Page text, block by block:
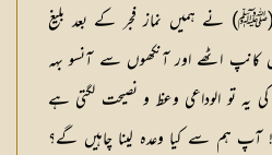
نے ہمیں نماز فجر کے بعد بلیغ
اٹھے اور آنکھوں سے آنسو بہہ
تو الوداعی وعظ و نصیحت لگتی ہے
سے کیا وعدہ لینا چاہیں گے؟